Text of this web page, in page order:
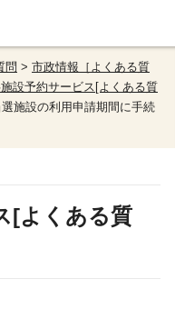
問 > 市政情報［よくある質
設予約サービス[よくある質
施設の利用申請期間に手続
[よくある質